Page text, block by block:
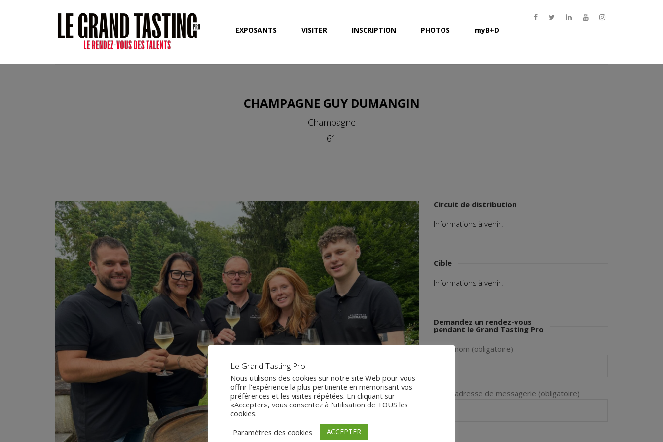
EXPOSANTS VISITER INSCRIPTION PHOTOS myB+D
CHAMPAGNE GUY DUMANGIN
Champagne
61
Circuit de distribution
Informations à venir.
Cible
Informations à venir.
Demandez un rendez-vous
pendant le Grand Tasting Pro
Votre nom (obligatoire)
Votre adresse de messagerie (obligatoire)
Le Grand Tasting Pro
Nous utilisons des cookies sur notre site Web pour vous
offrir l'expérience la plus pertinente en mémorisant vos
préférences et les visites répétées. En cliquant sur
«Accepter», vous consentez à l'utilisation de TOUS les
cookies.
Paramètres des cookies
ACCEPTER